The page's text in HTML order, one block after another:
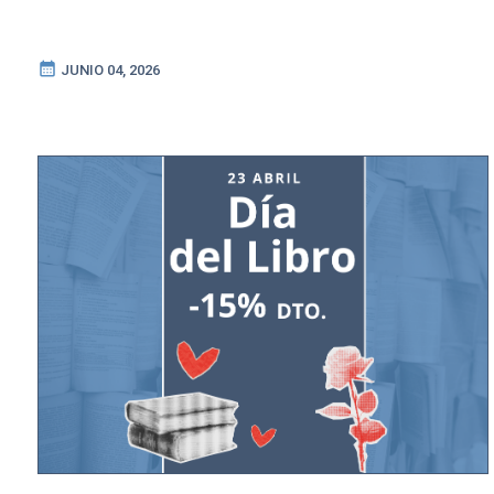
calendar_month JUNIO 04, 2026